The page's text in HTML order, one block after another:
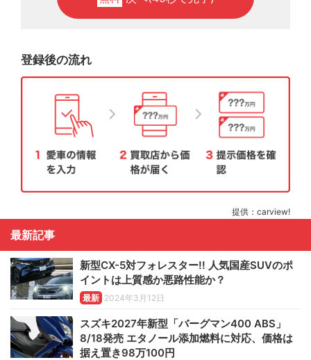
登録後の流れ
提供：carview!
最新記事
新型CX-5対フォレスター!! 人気国産SUVのポ
イントは上質感か悪路性能か？
最新 2024年3月12日
スズキ2027年新型「バーグマン400 ABS」
8/18発売 エタノール添加燃料に対応、価格は
据え置き98万100円